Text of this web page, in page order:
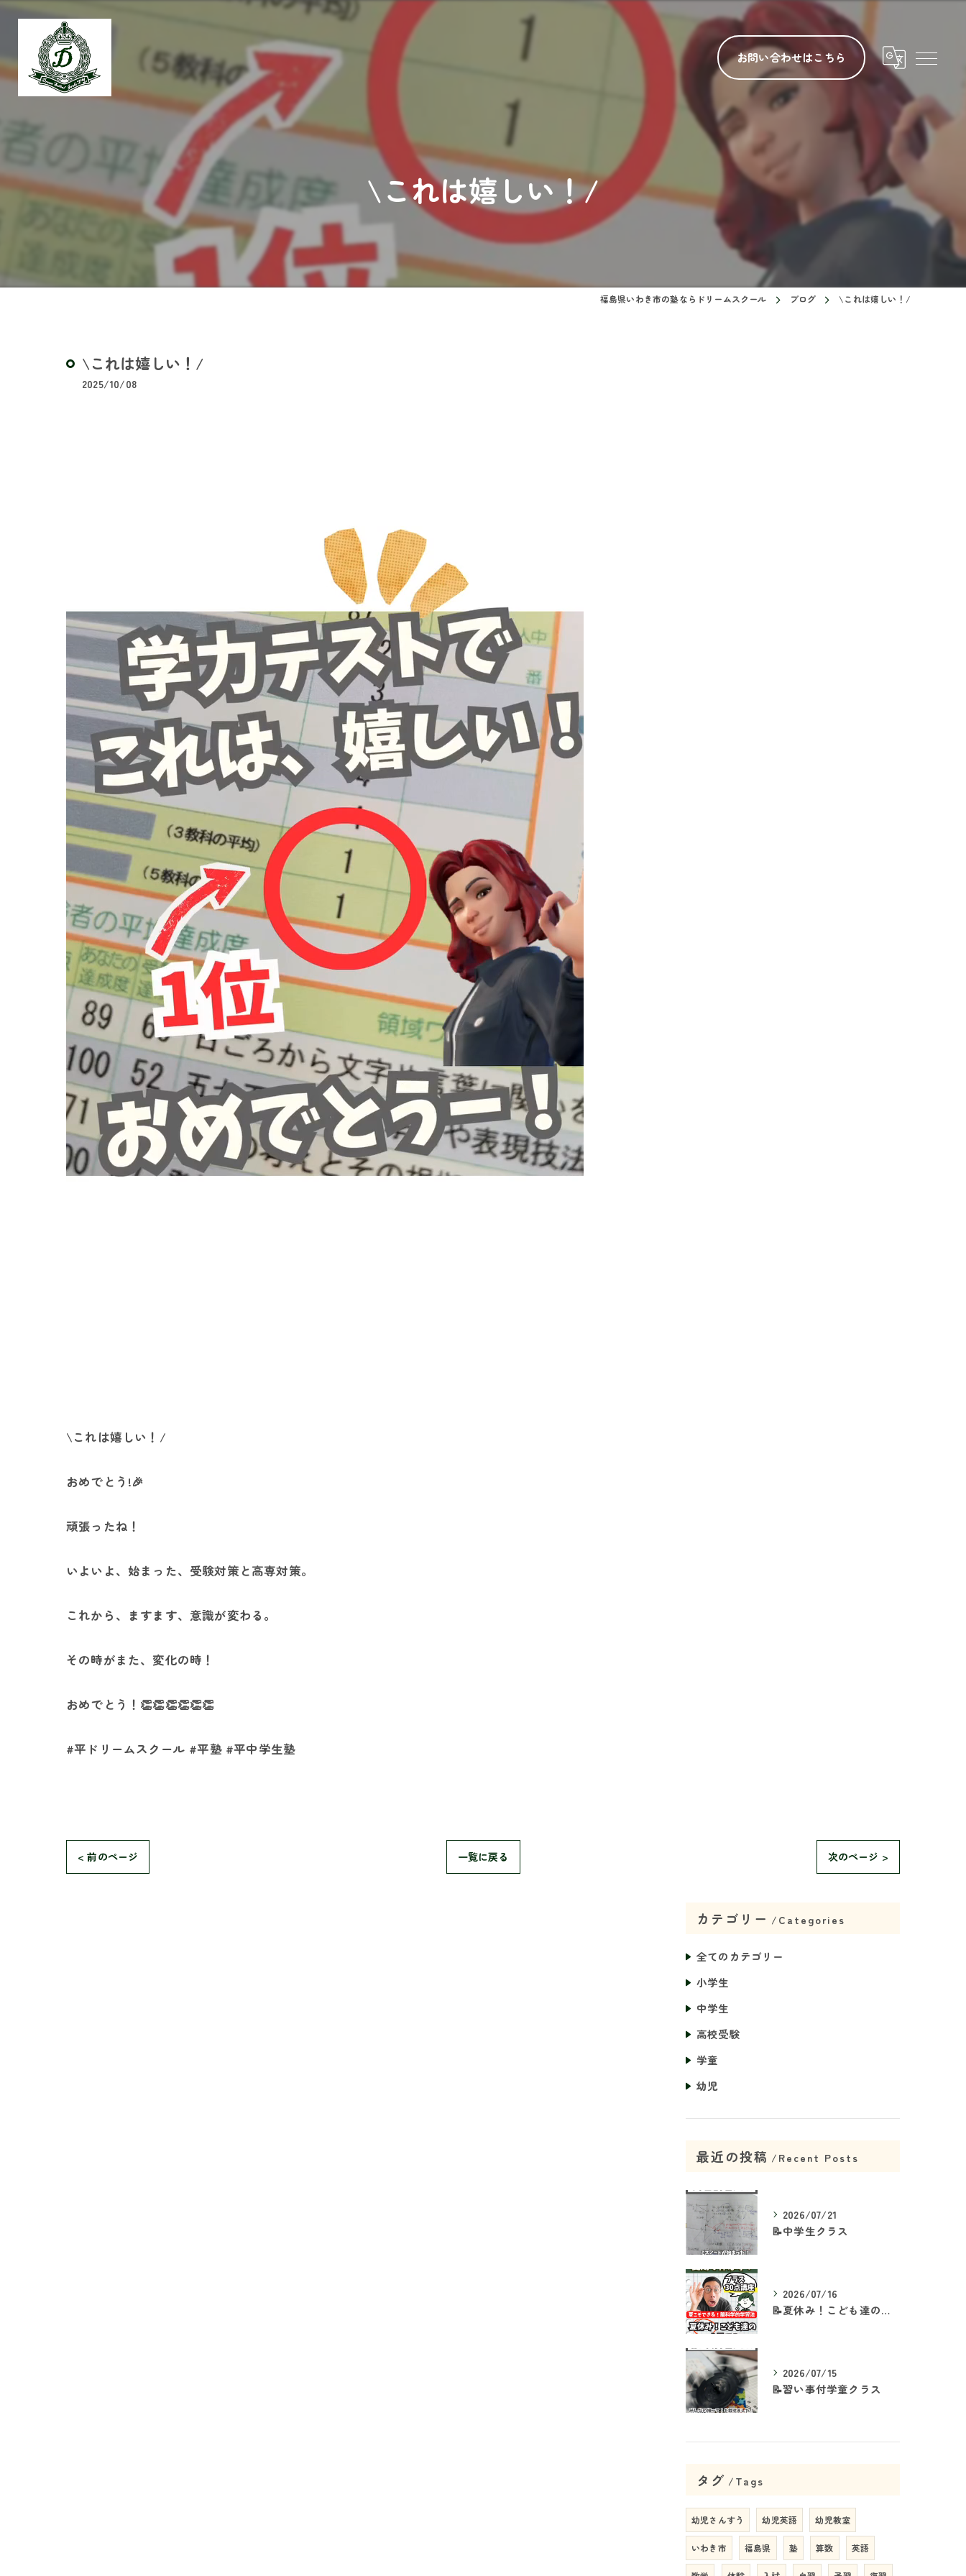
お問い合わせはこちら
\これは嬉しい！/
福島県いわき市の塾ならドリームスクール ブログ \これは嬉しい！/
\これは嬉しい！/
2025/10/08
\これは嬉しい！/
おめでとう!🎉
頑張ったね！
いよいよ、始まった、受験対策と高専対策。
これから、ますます、意識が変わる。
その時がまた、変化の時！
おめでとう！👏👏👏👏👏👏
#平ドリームスクール #平塾 #平中学生塾
< 前のページ 一覧に戻る 次のページ >
カテゴリー Categories
全てのカテゴリー
小学生
中学生
高校受験
学童
幼児
最近の投稿 Recent Posts
2026/07/21
📝中学生クラス
2026/07/16
📝夏休み！こども達の「ココ」を見て！👀
2026/07/15
📝習い事付学童クラス
タグ Tags
幼児さんすう 幼児英語 幼児教室
いわき市 福島県 塾 算数 英語